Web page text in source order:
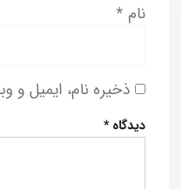
نام *
ذخیره نام، ایمیل و
دیدگاه*